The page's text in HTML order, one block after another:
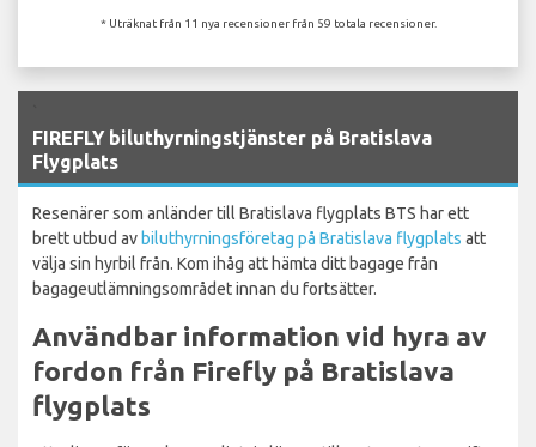
* Uträknat från 11 nya recensioner från 59 totala recensioner.
FIREFLY biluthyrningstjänster på Bratislava
Flygplats
Resenärer som anländer till Bratislava flygplats BTS har ett
brett utbud avbiluthyrningsföretag på Bratislava flygplats att
välja sin hyrbil från. Kom ihåg att hämta ditt bagage från
bagageutlämningsområdet innan du fortsätter.
Användbar information vid hyra av
fordon från Firefly på Bratislava
flygplats